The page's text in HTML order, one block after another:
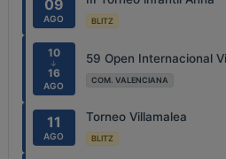
09
AGO BLITZ
10
↓
16
AGO
59 Open Internacional
COM. VALENCIANA
11
AGO
Torneo Villamalea
BLITZ